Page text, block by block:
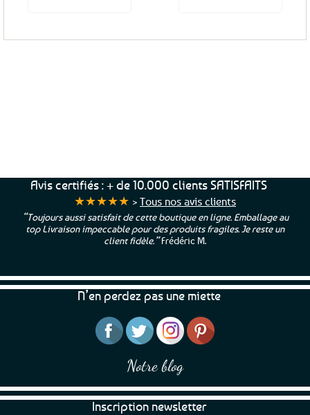
Avis certifiés : + de 10.000 clients SATISFAITS
★★★★★ > Tous nos avis clients
“Toujours aussi satisfait de cette boutique en ligne. Emballage au
top Livraison impeccable pour des produits fragiles. Je reste un
client fidèle.”Frédéric M.
N’en perdez pas une miette
Notre blog
Inscription newsletter